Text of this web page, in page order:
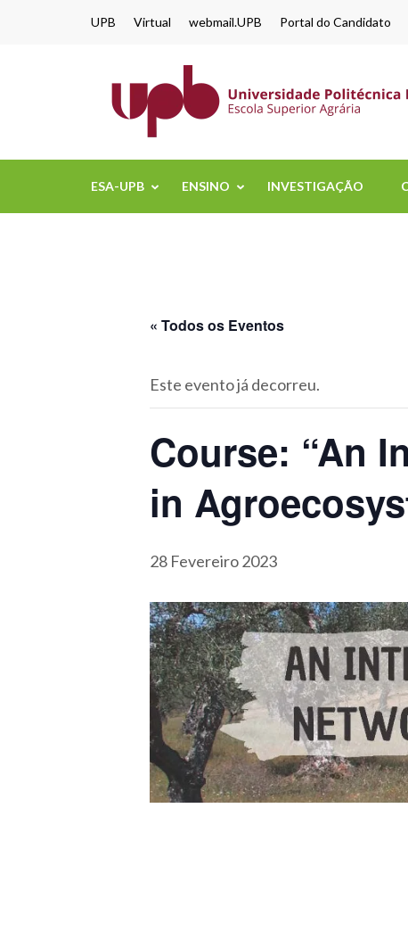
UPB Virtual webmail.UPB Portal do Candidato
ESA-UPB ENSINO INVESTIGAÇÃO
« Todos os Eventos
Este evento já decorreu.
Course: “An
in
28 Fevereiro 2023